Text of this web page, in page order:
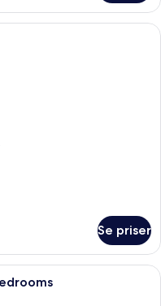
Suite, 2 Bedrooms | 1 soverom,
Se priser
safe på rommet,